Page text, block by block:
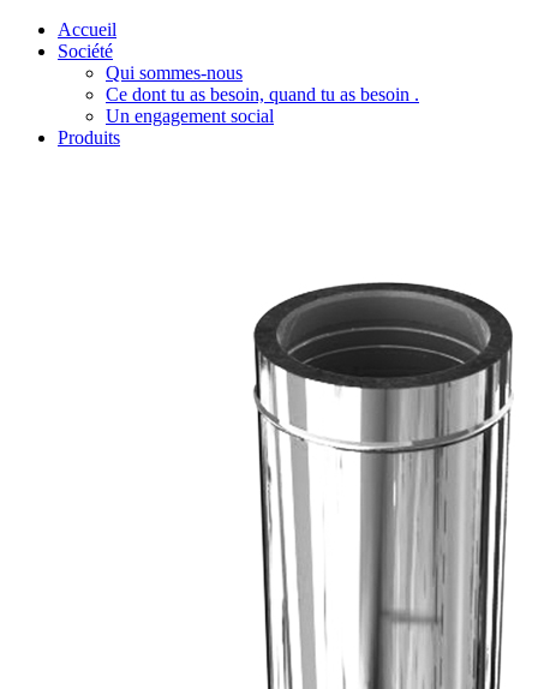
Accueil
Société
Qui sommes-nous
Ce dont tu as besoin, quand tu as besoin .
Un engagement social
Produits